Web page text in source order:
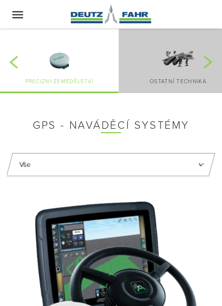
PRECIZNÍ ZEMĚDĚLSTVÍ OSTATNÍ TECHNIKA
GPS - NAVÁDĚCÍ SYSTÉMY